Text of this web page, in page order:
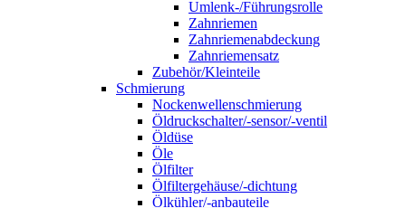
Umlenk-/Führungsrolle
Zahnriemen
Zahnriemenabdeckung
Zahnriemensatz
Zubehör/Kleinteile
Schmierung
Nockenwellenschmierung
Öldruckschalter/-sensor/-ventil
Öldüse
Öle
Ölfilter
Ölfiltergehäuse/-dichtung
Ölkühler/-anbauteile